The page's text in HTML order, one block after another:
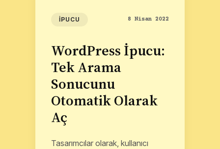
İPUCU 8 Nisan 2022
WordPress İpucu:
Tek Arama
Sonucunu
Otomatik Olarak
Aç
Tasarımcılar olarak, kullanıcı